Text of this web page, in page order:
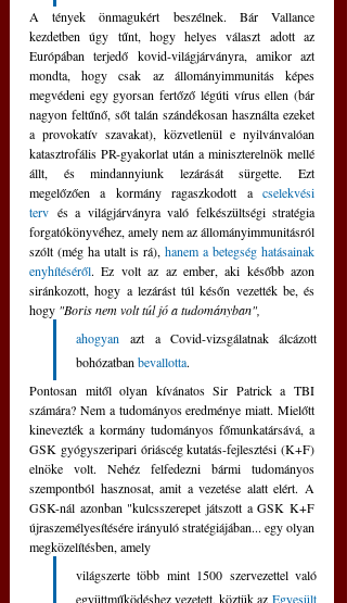
A tények önmagukért beszélnek. Bár Vallance
kezdetben úgy tűnt, hogy helyes választ adott az
Európában terjedő kovid-világjárványra, amikor azt
mondta, hogy csak az állományimmunitás képes
megvédeni egy gyorsan fertőző légúti vírus ellen (bár
nagyon feltűnő, sőt talán szándékosan használta ezeket
a provokatív szavakat), közvetlenül e nyilvánvalóan
katasztrofális PR-gyakorlat után a miniszterelnök mellé
állt, és mindannyiunk lezárását sürgette. Ezt
megelőzően a kormány ragaszkodott a cselekvési
terv és a világjárványra való felkészültségi stratégia
forgatókönyvéhez, amely nem az állományimmunitásról
szólt (még ha utalt is rá), hanem a betegség hatásainak
enyhítéséről. Ez volt az az ember, aki később azon
siránkozott, hogy a lezárást túl későn vezették be, és
hogy "Boris nem volt túl jó a tudományban",
ahogyan azt a Covid-vizsgálatnak álcázott
bohózatban bevallotta.
Pontosan mitől olyan kívánatos Sir Patrick a TBI
számára? Nem a tudományos eredménye miatt. Mielőtt
kinevezték a kormány tudományos főmunkatársává, a
GSK gyógyszeripari óriáscég kutatás-fejlesztési (K+F)
elnöke volt. Nehéz felfedezni bármi tudományos
szempontból hasznosat, amit a vezetése alatt elért. A
GSK-nál azonban "kulcsszerepet játszott a GSK K+F
újraszemélyesítésére irányuló stratégiájában... egy olyan
megközelítésben, amely
világszerte több mint 1500 szervezettel való
együttműködéshez vezetett, köztük az Egyesült